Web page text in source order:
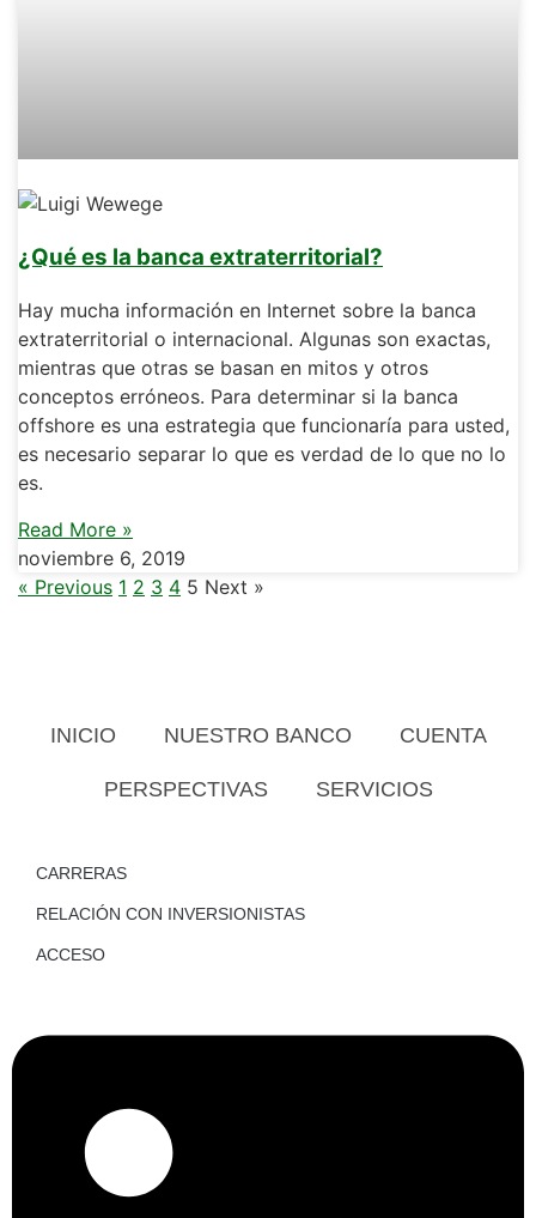
¿Qué es la banca extraterritorial?
Hay mucha información en Internet sobre la banca
extraterritorial o internacional. Algunas son exactas,
mientras que otras se basan en mitos y otros
conceptos erróneos. Para determinar si la banca
offshore es una estrategia que funcionaría para usted,
es necesario separar lo que es verdad de lo que no lo
es.
Read More »
noviembre 6, 2019
« Previous 1 2 3 4 5 Next »
INICIO NUESTRO BANCO CUENTA
PERSPECTIVAS SERVICIOS
CARRERAS
RELACIÓN CON INVERSIONISTAS
ACCESO